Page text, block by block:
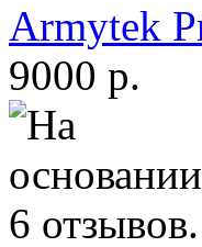
Armytek
9000 р.